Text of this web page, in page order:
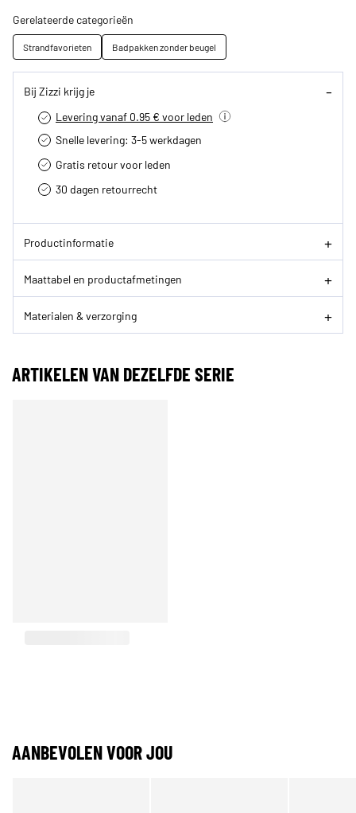
Gerelateerde categorieën
Strandfavorieten Badpakken zonder beugel
Bij Zizzi krijg je
Levering vanaf 0.95 € voor leden
Snelle levering: 3-5 werkdagen
Gratis retour voor leden
30 dagen retourrecht­
Productinformatie
Maattabel en productafmetingen
Materialen & verzorging
ARTIKELEN VAN DEZELFDE SERIE
AANBEVOLEN VOOR JOU